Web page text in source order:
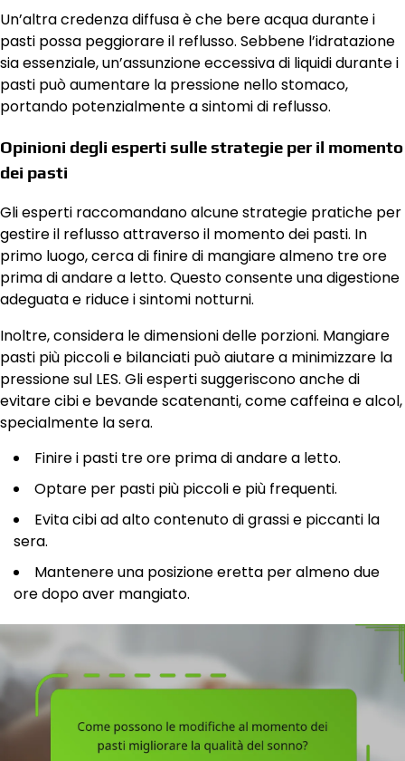
Un’altra credenza diffusa è che bere acqua durante i
pasti possa peggiorare il reflusso. Sebbene l’idratazione
sia essenziale, un’assunzione eccessiva di liquidi durante i
pasti può aumentare la pressione nello stomaco,
portando potenzialmente a sintomi di reflusso.
Opinioni degli esperti sulle strategie per il momento
dei pasti
Gli esperti raccomandano alcune strategie pratiche per
gestire il reflusso attraverso il momento dei pasti. In
primo luogo, cerca di finire di mangiare almeno tre ore
prima di andare a letto. Questo consente una digestione
adeguata e riduce i sintomi notturni.
Inoltre, considera le dimensioni delle porzioni. Mangiare
pasti più piccoli e bilanciati può aiutare a minimizzare la
pressione sul LES. Gli esperti suggeriscono anche di
evitare cibi e bevande scatenanti, come caffeina e alcol,
specialmente la sera.
Finire i pasti tre ore prima di andare a letto.
Optare per pasti più piccoli e più frequenti.
Evita cibi ad alto contenuto di grassi e piccanti la
sera.
Mantenere una posizione eretta per almeno due
ore dopo aver mangiato.